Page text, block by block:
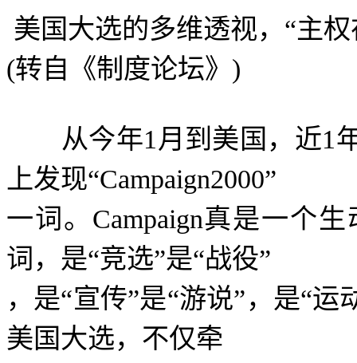
美国大选的多维透视， “主
(转自《制度论坛》 )
从今年1 月到美国，近1
上发现“Campaign2000”
一词。 Campaign真是一个生
词，是“竞选”是“战役”
，是“宣传”是“游说”，是“运
美国大选，不仅牵